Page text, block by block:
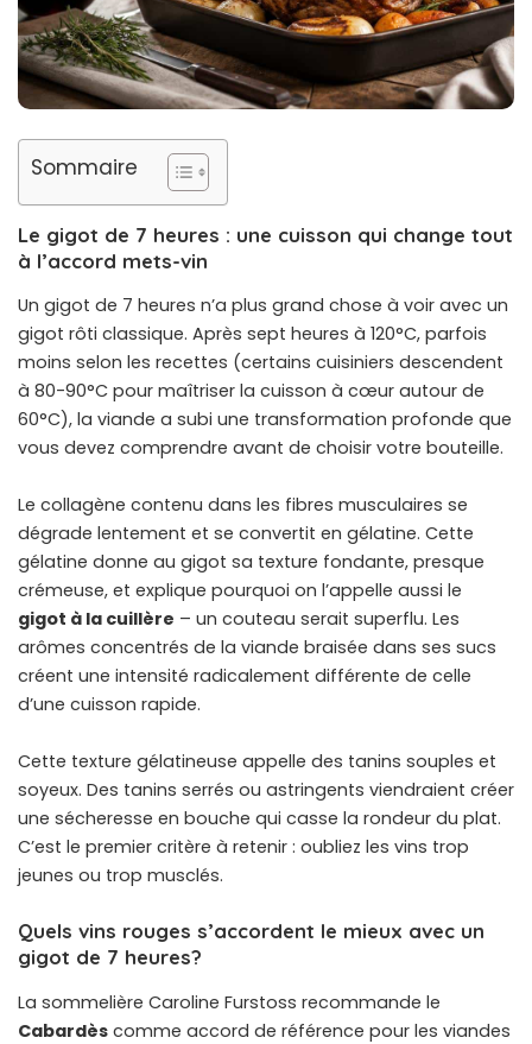
Sommaire
Le gigot de 7 heures : une cuisson qui change tout
à l’accord mets-vin
Un gigot de 7 heures n’a plus grand chose à voir avec un
gigot rôti classique. Après sept heures à 120°C, parfois
moins selon les recettes (certains cuisiniers descendent
à 80-90°C pour maîtriser la cuisson à cœur autour de
60°C), la viande a subi une transformation profonde que
vous devez comprendre avant de choisir votre bouteille.
Le collagène contenu dans les fibres musculaires se
dégrade lentement et se convertit en gélatine. Cette
gélatine donne au gigot sa texture fondante, presque
crémeuse, et explique pourquoi on l’appelle aussi le
gigot à la cuillère – un couteau serait superflu. Les
arômes concentrés de la viande braisée dans ses sucs
créent une intensité radicalement différente de celle
d’une cuisson rapide.
Cette texture gélatineuse appelle des tanins souples et
soyeux. Des tanins serrés ou astringents viendraient créer
une sécheresse en bouche qui casse la rondeur du plat.
C’est le premier critère à retenir : oubliez les vins trop
jeunes ou trop musclés.
Quels vins rouges s’accordent le mieux avec un
gigot de 7 heures?
La sommelière Caroline Furstoss recommande le
Cabardès comme accord de référence pour les viandes